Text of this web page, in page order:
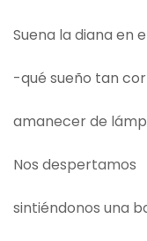
Suena la diana en
-qué sueño tan
amanecer de
Nos despertamos
sintiéndonos una